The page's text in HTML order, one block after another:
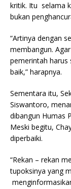
kritik. Itu selama
bukan
“Artinya dengan
membangun.
pemerintah harus
baik,” harapnya.
Sementara itu,
Siswantoro,
dibangun Humas
Meski begitu,
diperbaiki.
“Rekan – rekan
tupoksinya yang